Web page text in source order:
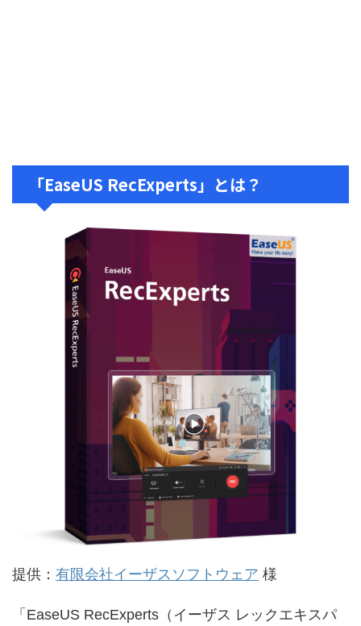
「EaseUS RecExperts」とは？
提供： 有限会社イーザスソフトウェア 様
「EaseUS RecExperts（イーザス レックエキスパ